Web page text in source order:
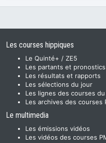
Les courses hippiques
Le Quinté+ / ZE5
Les partants et pronostics
Les résultats et rapports
Les sélections du jour
Les lignes des courses
Les archives des courses
Le multimedia
Les émissions vidéos
Les vidéos des courses